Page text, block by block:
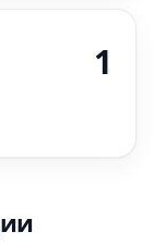
1